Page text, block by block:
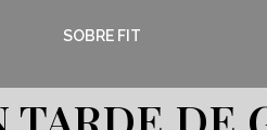
SOBRE FIT